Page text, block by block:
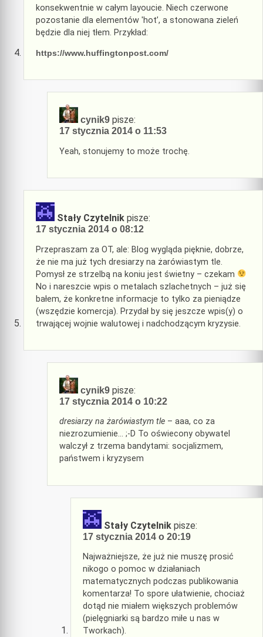
konsekwentnie w całym layoucie. Niech czerwone
pozostanie dla elementów 'hot’, a stonowana zieleń
będzie dla niej tłem. Przykład:
https://www.huffingtonpost.com/
cynik9 pisze:
17 stycznia 2014 o 11:53
Yeah, stonujemy to może trochę.
Stały Czytelnik pisze:
17 stycznia 2014 o 08:12
Przepraszam za OT, ale: Blog wygląda pięknie, dobrze,
że nie ma już tych dresiarzy na żarówiastym tle.
Pomysł ze strzelbą na koniu jest świetny – czekam
No i nareszcie wpis o metalach szlachetnych – już się
bałem, że konkretne informacje to tylko za pieniądze
(wszędzie komercja). Przydał by się jeszcze wpis(y) o
trwającej wojnie walutowej i nadchodzącym kryzysie.
cynik9 pisze:
17 stycznia 2014 o 10:22
dresiarzy na żarówiastym tle – aaa, co za
niezrozumienie… ;-D To oświecony obywatel
walczył z trzema bandytami: socjalizmem,
państwem i kryzysem
Stały Czytelnik pisze:
17 stycznia 2014 o 20:19
Najważniejsze, że już nie muszę prosić
nikogo o pomoc w działaniach
matematycznych podczas publikowania
komentarza! To spore ułatwienie, chociaż
dotąd nie miałem większych problemów
(pielęgniarki są bardzo miłe u nas w
Tworkach).